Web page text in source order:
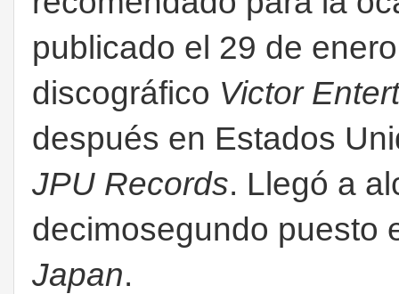
publicado el 29 de
discográfico Victor
después en Estados
JPU Records. Llegó a
decimosegundo puesto
Japan.